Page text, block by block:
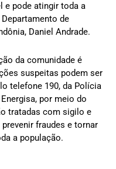
e pode atingir toda a
de
Daniel Andrade.
da comunidade é
suspeitas podem ser
telefone 190, da Polícia
por meio do
tratadas com sigilo e
fraudes e tornar
a população.